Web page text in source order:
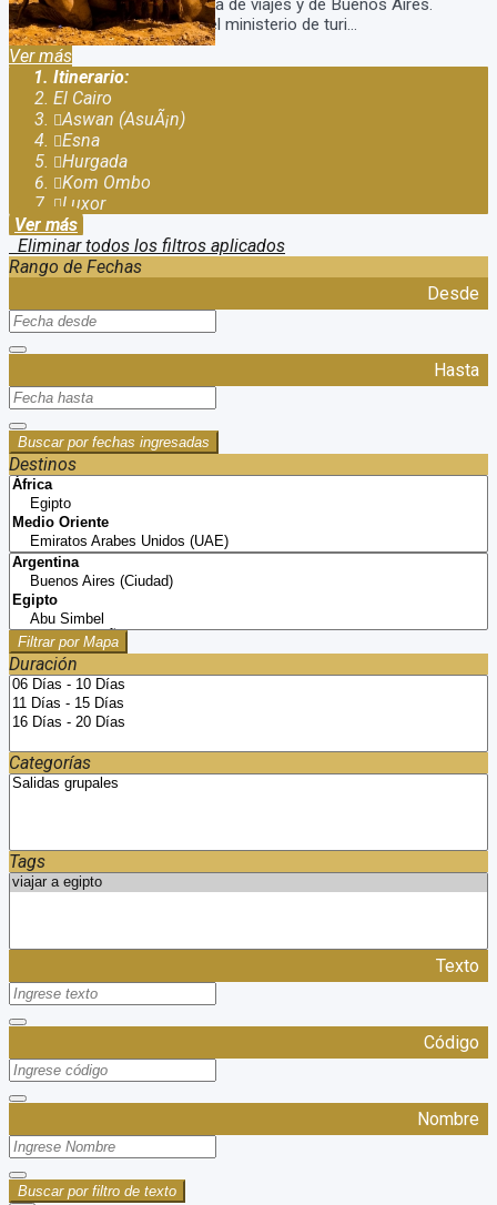
precio. Somos una agencia de viajes y de Buenos Aires.
Estamos habilitados por el ministerio de turi...
Ver más
Itinerario:
El Cairo
Aswan (AsuÃ¡n)
Esna
Hurgada
Kom Ombo
Luxor
Ver más
Eliminar todos los filtros aplicados
Rango de Fechas
Desde
Hasta
Buscar por fechas ingresadas
Destinos
Filtrar por Mapa
Duración
Categorías
Tags
Texto
Código
Nombre
Buscar por filtro de texto